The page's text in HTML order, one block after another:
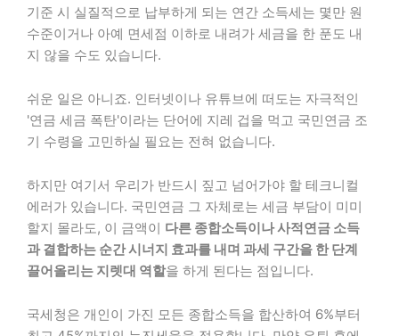
기준 시 실질적으로 납부하게 되는 연간 소득세는 몇만 원
수준이거나 아예 면세점 이하로 내려가 세금을 한 푼도 내
지 않을 수도 있습니다.
쉬운 일은 아니죠. 인터넷이나 유튜브에 떠도는 자극적인
'연금 세금 폭탄'이라는 단어에 지레 겁을 먹고 국민연금 조
기 수령을 고민하실 필요는 전혀 없습니다.
하지만 여기서 우리가 반드시 짚고 넘어가야 할 테크니컬
에러가 있습니다. 국민연금 그 자체로는 세금 부담이 미미
할지 몰라도, 이 금액이 다른 종합소득이나 사적연금 소득
과 결합하는 순간 시너지 효과를 내며 과세 구간을 한 단계
끌어올리는 지렛대 역할을 하게 된다는 점입니다.
국세청은 개인이 가진 모든 종합소득을 합산하여 6%부터